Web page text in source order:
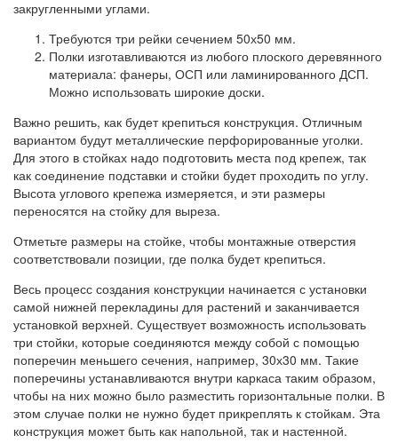
закругленными углами.
Требуются три рейки сечением 50х50 мм.
Полки изготавливаются из любого плоского деревянного
материала: фанеры, ОСП или ламинированного ДСП.
Можно использовать широкие доски.
Важно решить, как будет крепиться конструкция. Отличным
вариантом будут металлические перфорированные уголки.
Для этого в стойках надо подготовить места под крепеж, так
как соединение подставки и стойки будет проходить по углу.
Высота углового крепежа измеряется, и эти размеры
переносятся на стойку для выреза.
Отметьте размеры на стойке, чтобы монтажные отверстия
соответствовали позиции, где полка будет крепиться.
Весь процесс создания конструкции начинается с установки
самой нижней перекладины для растений и заканчивается
установкой верхней. Существует возможность использовать
три стойки, которые соединяются между собой с помощью
поперечин меньшего сечения, например, 30х30 мм. Такие
поперечины устанавливаются внутри каркаса таким образом,
чтобы на них можно было разместить горизонтальные полки. В
этом случае полки не нужно будет прикреплять к стойкам. Эта
конструкция может быть как напольной, так и настенной.